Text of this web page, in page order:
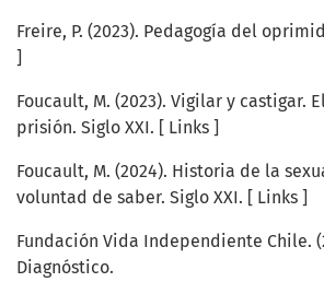
Freire, P. (2023). Pedagogía del
]
Foucault, M. (2023). Vigilar y castigar.
prisión. Siglo XXI. [ Links ]
Foucault, M. (2024). Historia de la
voluntad de saber. Siglo XXI. [ Links ]
Fundación Vida Independiente Chile.
Diagnóstico.